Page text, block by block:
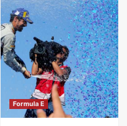
Formula E